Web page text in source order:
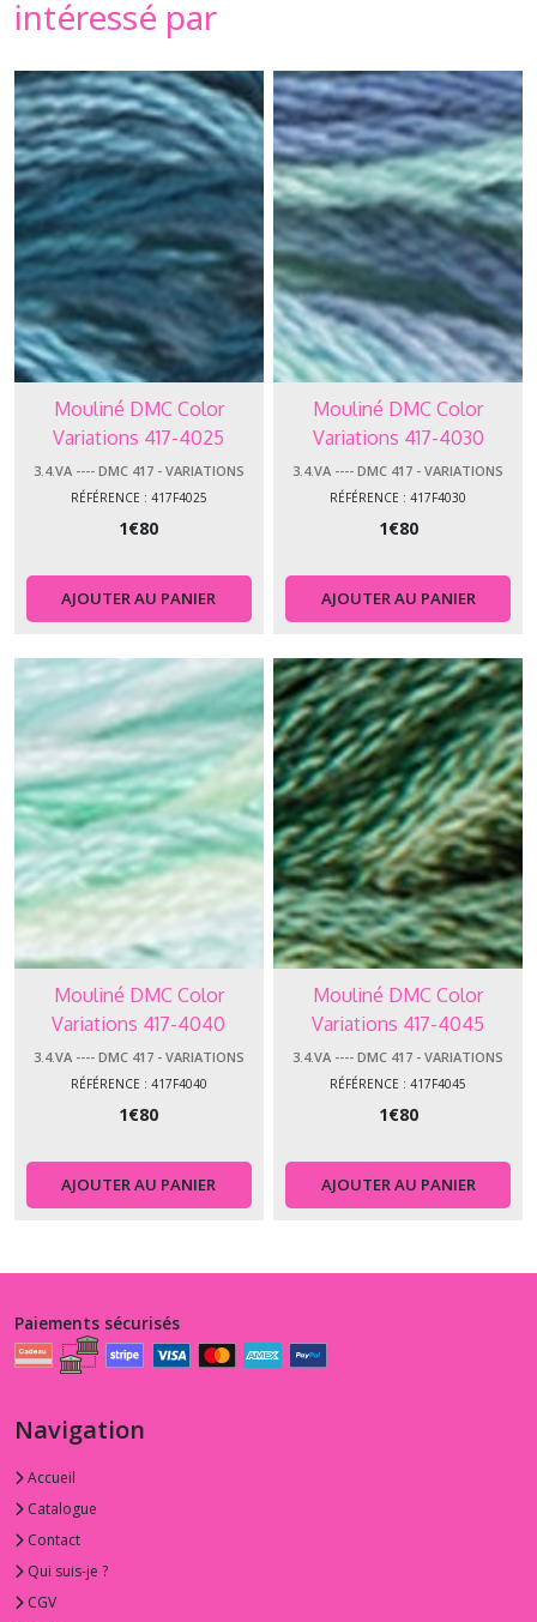
intéressé par
Mouliné DMC Color
Variations 417-4025
3.4.VA ---- DMC 417 - VARIATIONS
RÉFÉRENCE : 417F4025
1€80
AJOUTER AU PANIER
Mouliné DMC Color
Variations 417-4030
3.4.VA ---- DMC 417 - VARIATIONS
RÉFÉRENCE : 417F4030
1€80
AJOUTER AU PANIER
Mouliné DMC Color
Variations 417-4040
3.4.VA ---- DMC 417 - VARIATIONS
RÉFÉRENCE : 417F4040
1€80
AJOUTER AU PANIER
Mouliné DMC Color
Variations 417-4045
3.4.VA ---- DMC 417 - VARIATIONS
RÉFÉRENCE : 417F4045
1€80
AJOUTER AU PANIER
Paiements sécurisés
Navigation
Accueil
Catalogue
Contact
Qui suis-je ?
CGV